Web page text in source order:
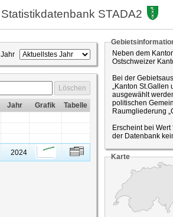
Statistikdatenbank STADA2
Jahr
Löschen
Jahr Grafik
Tabelle
2024
Neben dem
Ostschweizer
Bei der
„Kanton St.Gallen
ausgewählt
politischen
Raumgliederung
Erscheint bei
der Datenbank
Karte